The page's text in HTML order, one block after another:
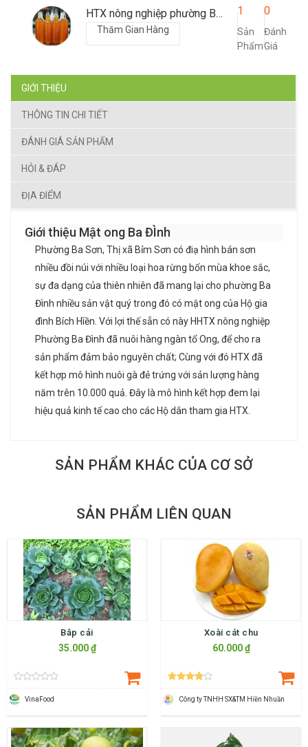
HTX nông nghiệp phường Ba Đình
Thăm Gian Hàng
1
Sản
Phẩm
0
Đánh
Giá
GIỚI THIỆU
THÔNG TIN CHI TIẾT
ĐÁNH GIÁ SẢN PHẨM
HỎI & ĐÁP
ĐỊA ĐIỂM
Giới thiệu Mật ong Ba ĐÌnh
Phường Ba Sơn, Thị xã Bỉm Sơn có điạ hình bán sơn
nhiều đồi núi với nhiều loại hoa rừng bốn mùa khoe sắc,
sự đa dạng của thiên nhiên đã mang lại cho phường Ba
Đình nhiều sản vật quý trong đó có mật ong của Hộ gia
đình Bích Hìền. Với lợi thế sẵn có này HHTX nông nghiệp
Phường Ba Đình đã nuôi hàng ngàn tổ Ong, để cho ra
sản phẩm đảm bảo nguyên chất; Cùng với đó HTX đã
kết hợp mô hình nuôi gà đẻ trứng với sản lượng hàng
năm trên 10.000 quả. Đây là mô hình kết hợp đem lại
hiệu quả kinh tế cao cho các Hộ dân tham gia HTX.
SẢN PHẨM KHÁC CỦA CƠ SỞ
SẢN PHẨM LIÊN QUAN
Bắp cải
35.000 ₫
VinaFood
Xoài cát chu
60.000 ₫
Công ty TNHH SX&TM Hiền Nhuần